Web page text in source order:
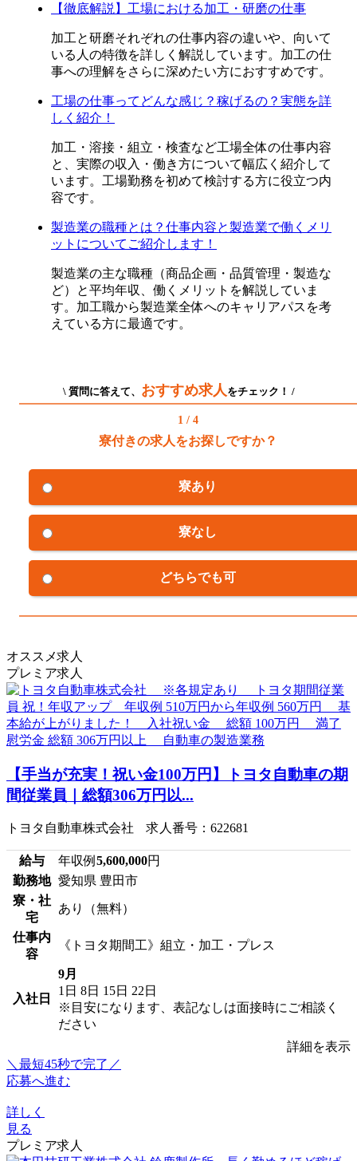
【徹底解説】工場における加工・研磨の仕事
加工と研磨それぞれの仕事内容の違いや、向いて
いる人の特徴を詳しく解説しています。加工の仕
事への理解をさらに深めたい方におすすめです。
工場の仕事ってどんな感じ？稼げるの？実態を詳
しく紹介！
加工・溶接・組立・検査など工場全体の仕事内容
と、実際の収入・働き方について幅広く紹介して
います。工場勤務を初めて検討する方に役立つ内
容です。
製造業の職種とは？仕事内容と製造業で働くメリ
ットについてご紹介します！
製造業の主な職種（商品企画・品質管理・製造な
ど）と平均年収、働くメリットを解説していま
す。加工職から製造業全体へのキャリアパスを考
えている方に最適です。
\ 質問に答えて、 おすすめ求人 をチェック！ /
1 / 4
寮付きの求人をお探しですか？
寮あり
寮なし
どちらでも可
オススメ求人
プレミア求人
【手当が充実！祝い金100万円】トヨタ自動車の期
間従業員｜総額306万円以...
トヨタ自動車株式会社 求人番号：622681
給与 年収例 5,600,000円
勤務地 愛知県 豊田市
寮・社
宅
あり（無料）
仕事内
容
《トヨタ期間工》組立・加工・プレス
入社日
9月
1日 8日 15日 22日
※目安になります、表記なしは面接時にご相談く
ださい
詳細を表示
＼最短45秒で完了／
応募へ進む
詳しく
見る
プレミア求人